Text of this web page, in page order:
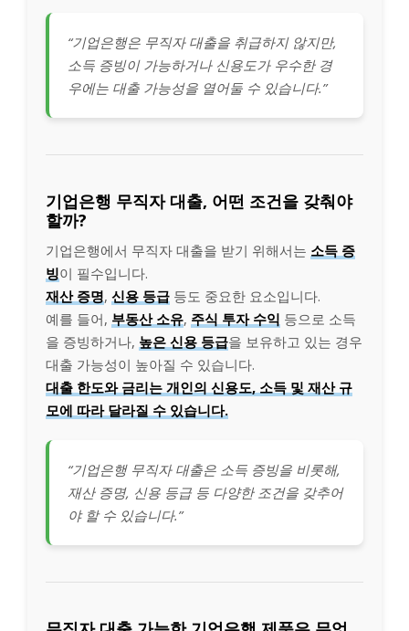
“기업은행은 무직자 대출을 취급하지 않지만,
소득 증빙이 가능하거나 신용도가 우수한 경
우에는 대출 가능성을 열어둘 수 있습니다.”
기업은행 무직자 대출, 어떤 조건을 갖춰야
할까?
기업은행에서 무직자 대출을 받기 위해서는 소득 증
빙이 필수입니다.
재산 증명, 신용 등급 등도 중요한 요소입니다.
예를 들어, 부동산 소유, 주식 투자 수익 등으로 소득
을 증빙하거나, 높은 신용 등급을 보유하고 있는 경우
대출 가능성이 높아질 수 있습니다.
대출 한도와 금리는 개인의 신용도, 소득 및 재산 규
모에 따라 달라질 수 있습니다.
“기업은행 무직자 대출은 소득 증빙을 비롯해,
재산 증명, 신용 등급 등 다양한 조건을 갖추어
야 할 수 있습니다.”